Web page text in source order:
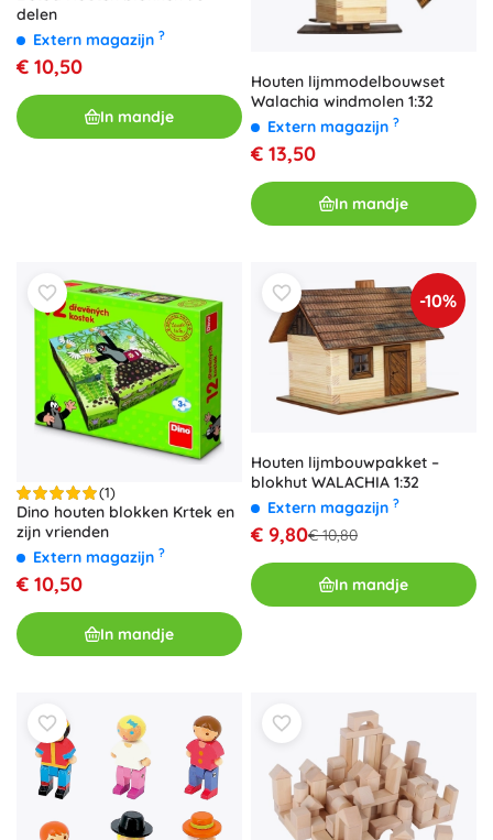
delen
Extern magazijn ?
€ 10,50
In mandje
Houten lijmmodelbouwset
Walachia windmolen 1:32
Extern magazijn ?
€ 13,50
In mandje
(1)
Dino houten blokken Krtek en
zijn vrienden
Extern magazijn ?
€ 10,50
In mandje
-10%
Houten lijmbouwpakket –
blokhut WALACHIA 1:32
Extern magazijn ?
€ 9,80€ 10,80
In mandje